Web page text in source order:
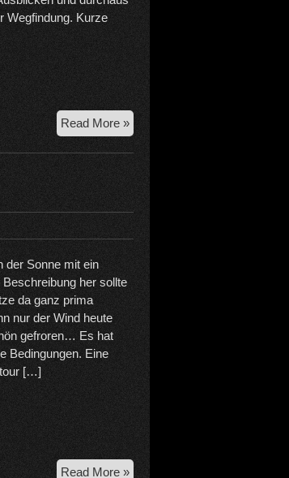
Wegfindung. Kurze
Read More »31.
10.
2022
Gehrenspitze
Westgrat
der Sonne mit ein
her sollte
da ganz prima
nur der Wind heute
gefroren… Es hat
Bedingungen. Eine
[…]
Read More »17.